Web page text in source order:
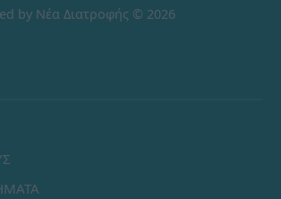
by Νέα Διατροφής © 2026